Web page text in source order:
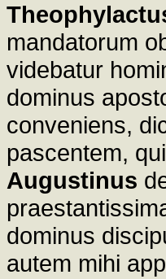
mandatorum
videbatur
dominus
conveniens,
pascentem,
Augustinus
dominus
autem mihi